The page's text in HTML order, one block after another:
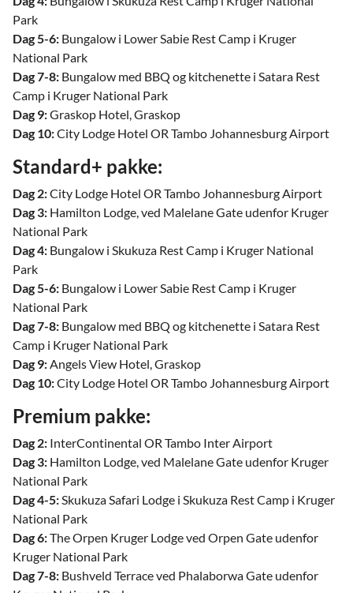
Park
Dag 5-6: Bungalow i Lower Sabie Rest Camp i Kruger
National Park
Dag 7-8: Bungalow med BBQ og kitchenette i Satara Rest
Camp i Kruger National Park
Dag 9:Graskop Hotel, Graskop
Dag 10:City Lodge Hotel OR Tambo Johannesburg Airport
Standard+ pakke:
Dag 2:City Lodge Hotel OR Tambo Johannesburg Airport
Dag 3: Hamilton Lodge, ved Malelane Gate udenfor Kruger
National Park
Dag 4: Bungalow i Skukuza Rest Camp i Kruger National
Park
Dag 5-6: Bungalow i Lower Sabie Rest Camp i Kruger
National Park
Dag 7-8: Bungalow med BBQ og kitchenette i Satara Rest
Camp i Kruger National Park
Dag 9:Angels View Hotel, Graskop
Dag 10:City Lodge Hotel OR Tambo Johannesburg Airport
Premium pakke:
Dag 2: InterContinental OR Tambo Inter Airport
Dag 3: Hamilton Lodge, ved Malelane Gate udenfor Kruger
National Park
Dag 4-5:Skukuza Safari Lodge i Skukuza Rest Camp i Kruger
National Park
Dag 6:The Orpen Kruger Lodge ved Orpen Gate udenfor
Kruger National Park
Dag 7-8: Bushveld Terrace ved Phalaborwa Gate udenfor